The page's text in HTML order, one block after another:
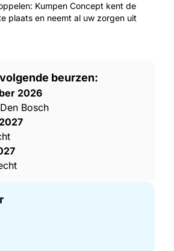
Kumpen Concept kent de
plaats en neemt al uw zorgen uit
beurzen:
2026
Bosch